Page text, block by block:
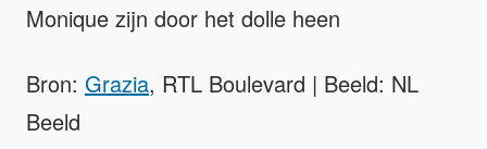
Monique zijn door het dolle heen
Bron: Grazia, RTL Boulevard | Beeld: NL
Beeld